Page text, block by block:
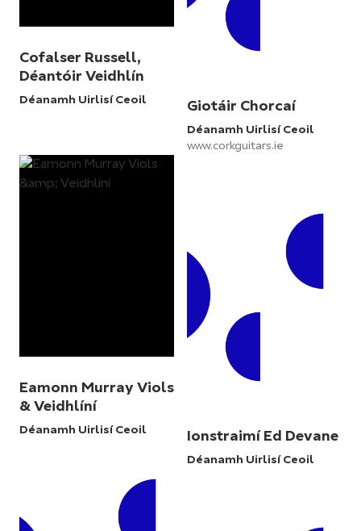
Cofalser Russell,
Déantóir Veidhlín
Déanamh Uirlisí Ceoil Giotáir Chorcaí
Déanamh Uirlisí Ceoil
www.corkguitars.ie
Eamonn Murray Viols
& Veidhlíní
Déanamh Uirlisí Ceoil Ionstraimí Ed Devane
Déanamh Uirlisí Ceoil